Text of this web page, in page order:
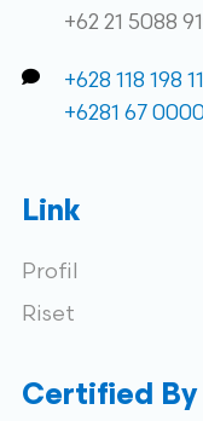
+62 21 5088
+628 118
+6281 67
Link
Profil
Riset
Certified By